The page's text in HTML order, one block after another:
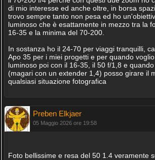
di mio interesse ed anche oltre, in borsa
trovo sempre tanto non pesa ed ho
luminoso che è esattamente in mezzo tra la
16-35 e la minima del 70-200.
In sostanza ho il 24-70 per viaggi tranquilli,
Apo 35 per i miei progetti e per quando
luminoso poi con il 16-35, il 50 f/1,8 e
(magari con un extender 1,4) posso girare il
qualsiasi situazione fotografica
Preben Elkjaer
05 Maggio 2026 ore 19:58
Foto bellissime e resa del 50 1.4 veramente